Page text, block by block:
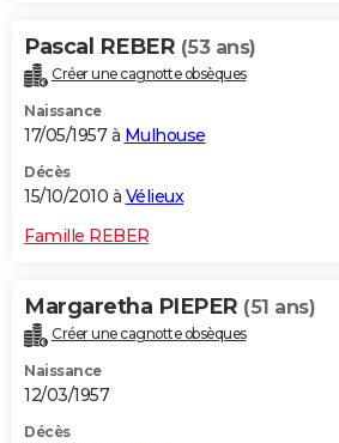
Pascal REBER (53 ans)
Créer une cagnotte obsèques
Naissance
17/05/1957 à Mulhouse
Décès
15/10/2010 à Vélieux
Famille REBER
Margaretha PIEPER (51 ans)
Créer une cagnotte obsèques
Naissance
12/03/1957
Décès